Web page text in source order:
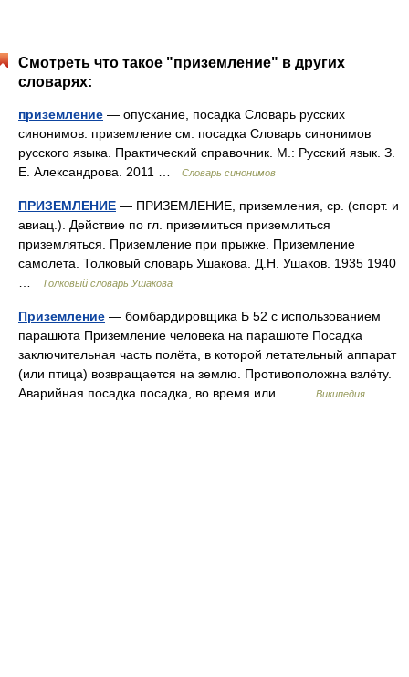
Смотреть что такое "приземление" в других
словарях:
приземление — опускание, посадка Словарь русских
синонимов. приземление см. посадка Словарь синонимов
русского языка. Практический справочник. М.: Русский язык. З.
Е. Александрова. 2011 …
Словарь синонимов
ПРИЗЕМЛЕНИЕ — ПРИЗЕМЛЕНИЕ, приземления, ср. (спорт. и
авиац.). Действие по гл. приземиться приземлиться
приземляться. Приземление при прыжке. Приземление
самолета. Толковый словарь Ушакова. Д.Н. Ушаков. 1935 1940
Толковый словарь Ушакова
Приземление — бомбардировщика Б 52 с использованием
парашюта Приземление человека на парашюте Посадка
заключительная часть полёта, в которой летательный аппарат
(или птица) возвращается на землю. Противоположна взлёту.
Аварийная посадка посадка, во время или… …
Википедия